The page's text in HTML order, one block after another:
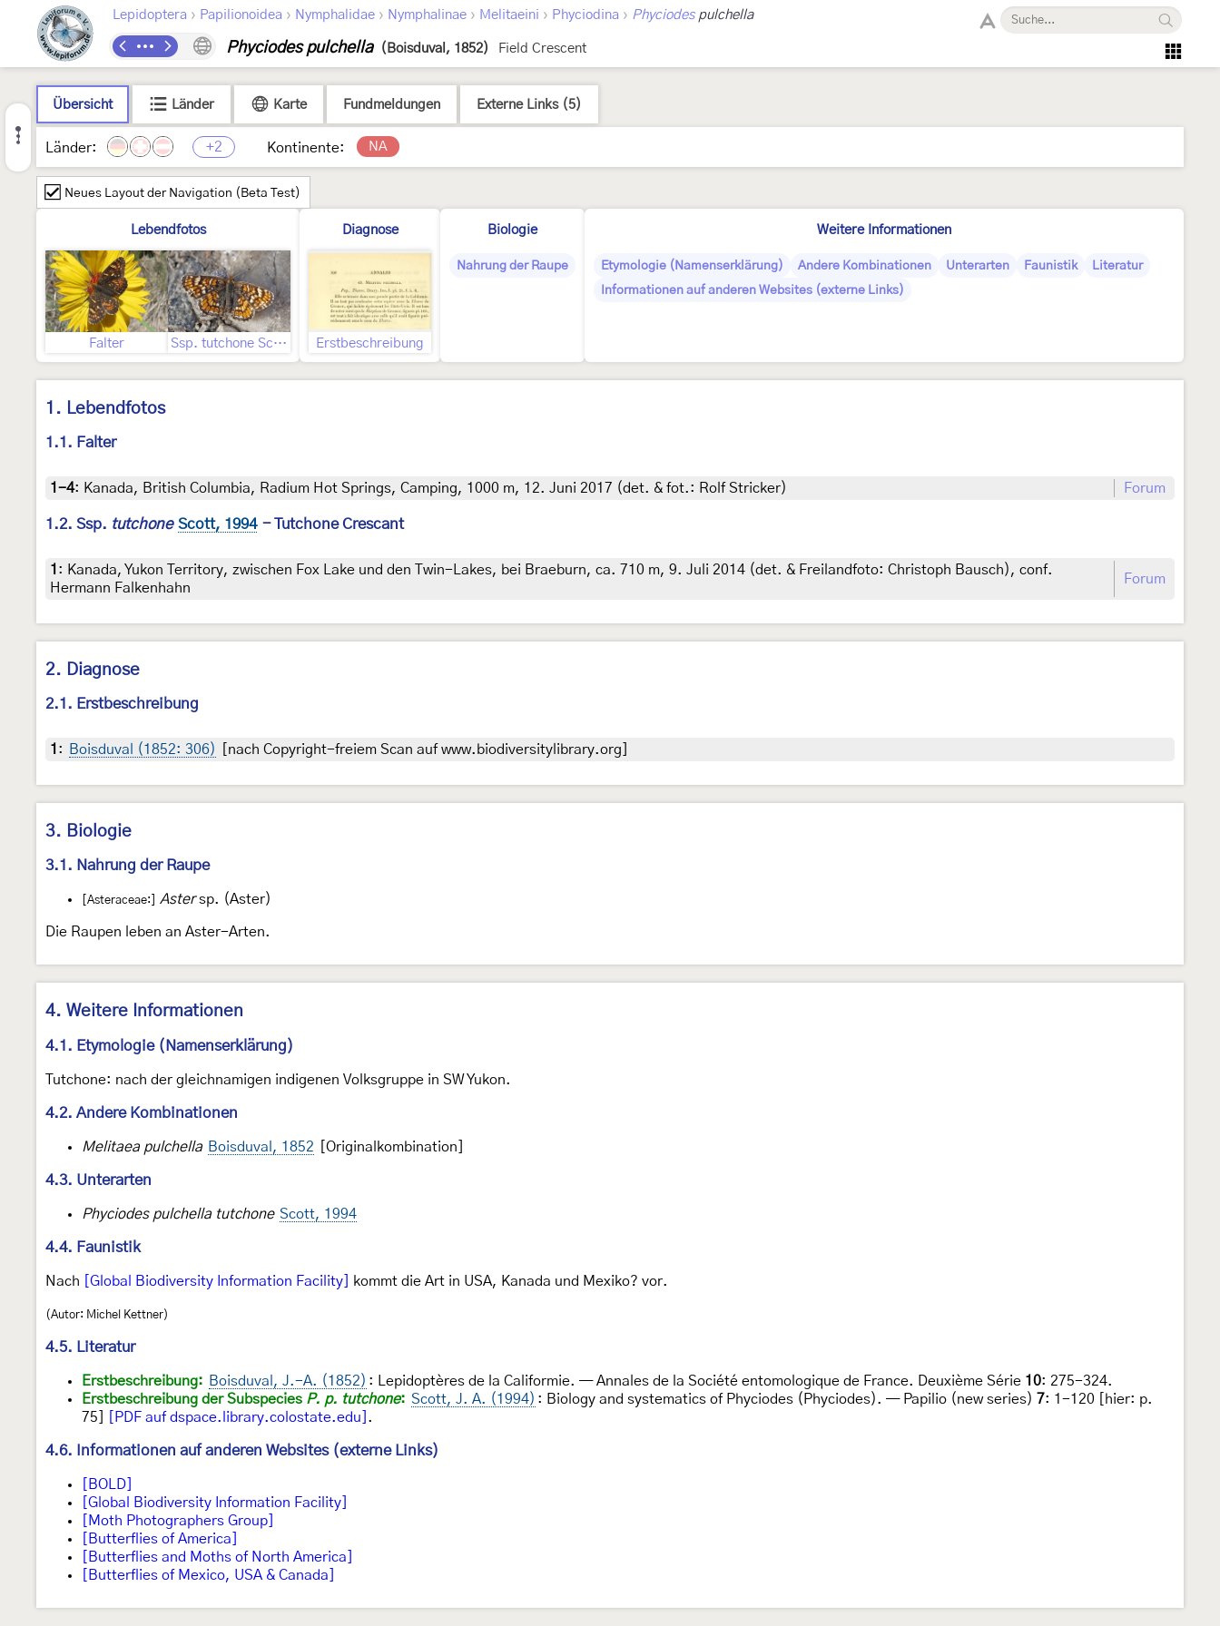
Lepidoptera › Papilionoidea › Nymphalidae › Nymphalinae › Melitaeini › Phyciodina › Phyciodespulchella
Phyciodes pulchella (Boisduval, 1852) Field Crescent
Übersicht Länder Karte Fundmeldungen Externe Links (5)
Länder: +2 Kontinente: NA
Neues Layout der Navigation (Beta Test)
Lebendfotos
Falter Ssp. tutchone Scott, 1994 - Tutchone Crescant
Diagnose
Erstbeschreibung
Biologie
Nahrung der Raupe
Weitere Informationen
Etymologie (Namenserklärung) Andere Kombinationen Unterarten Faunistik
Literatur
Informationen auf anderen Websites (externe Links)
1. Lebendfotos
1.1. Falter
1-4: Kanada, British Columbia, Radium Hot Springs, Camping, 1000 m, 12. Juni 2017 (det. & fot.: Rolf Stricker) Forum
1.2. Ssp. tutchone Scott, 1994 - Tutchone Crescant
1 : Kanada, Yukon Territory, zwischen Fox Lake und den Twin-Lakes, bei Braeburn, ca. 710 m, 9. Juli 2014 (det. & Freilandfoto: Christoph Bausch), conf.
Hermann Falkenhahn
Forum
2. Diagnose
2.1. Erstbeschreibung
1 : Boisduval (1852: 306) [nach Copyright-freiem Scan auf www.biodiversitylibrary.org]
3. Biologie
3.1. Nahrung der Raupe
[Asteraceae:] Astersp. (Aster)
Die Raupen leben an Aster-Arten.
4. Weitere Informationen
4.1. Etymologie (Namenserklärung)
Tutchone: nach der gleichnamigen indigenen Volksgruppe in SW Yukon.
4.2. Andere Kombinationen
Melitaea pulchella Boisduval, 1852 [Originalkombination]
4.3. Unterarten
Phyciodes pulchella tutchone Scott, 1994
4.4. Faunistik
Nach [Global Biodiversity Information Facility] kommt die Art in USA, Kanada und Mexiko? vor.
(Autor: Michel Kettner)
4.5. Literatur
Erstbeschreibung: Boisduval, J.-A. (1852) : Lepidoptères de la Califormie. — Annales de la Société entomologique de France. Deuxième Série 10: 275-324.
Erstbeschreibung der Subspecies P. p. tutchone: Scott, J. A. (1994) : Biology and systematics of Phyciodes (Phyciodes). — Papilio (new series) 7: 1-120 [hier: p.
75]
[PDF auf dspace.library.colostate.edu] .
4.6. Informationen auf anderen Websites (externe Links)
[BOLD]
[Global Biodiversity Information Facility]
[Moth Photographers Group]
[Butterflies of America]
[Butterflies and Moths of North America]
[Butterflies of Mexico, USA & Canada]